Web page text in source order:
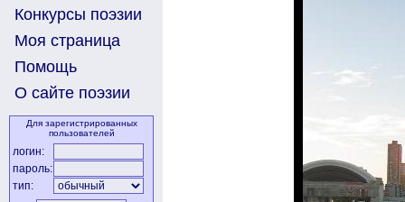
Конкурсы поэзии
Моя страница
Помощь
О сайте поэзии
Для зарегистрированных
пользователей
логин:
пароль:
тип: